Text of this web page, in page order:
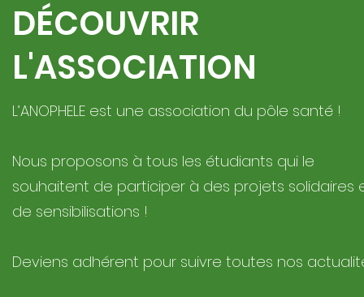
DÉCOUVRIR
L'ASSOCIATION
L’ANOPHELE est une association du pôle santé !
Nous proposons à tous les étudiants qui le
souhaitent de participer à des projets solidaires
de sensibilisations !
Deviens adhérent pour suivre toutes nos